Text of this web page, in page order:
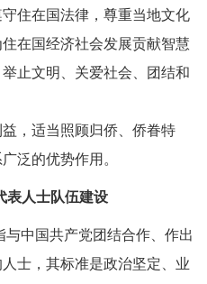
住在国法律，尊重当地文化
在国经济社会发展贡献智慧
止文明、关爱社会、团结和
，适当照顾归侨、侨眷特
泛的优势作用。
表人士队伍建设
与中国共产党团结合作、作出
士，其标准是政治坚定、业